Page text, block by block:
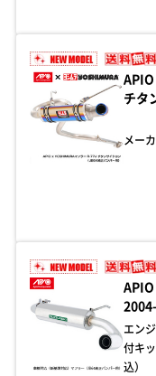
APIO APIO x YOSHIMURA トツゲキR-77J
チタ
ン製
メー
APIO 静香御前マフラー（JB64用） 品番：
スチ
エン
付キ
込）